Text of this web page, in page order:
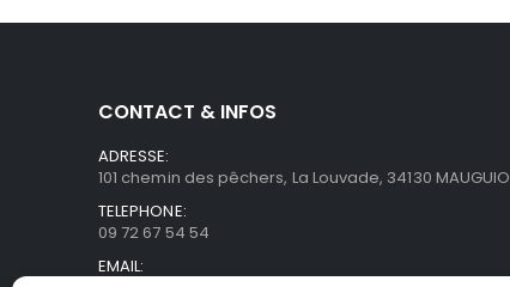
CONTACT & INFOS
ADRESSE:
101 chemin des pêchers, La Louvade, 34130 MAUGUIO
TELEPHONE:
09 72 67 54 54
EMAIL: